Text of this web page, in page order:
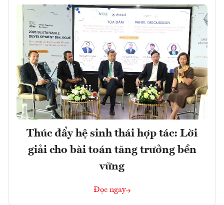
Thúc đẩy hệ sinh thái hợp tác: Lời
giải cho bài toán tăng trưởng bền
vững
Đọc ngay